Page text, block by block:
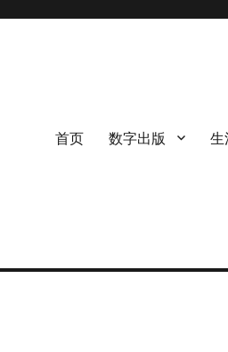
首页 数字出版 生